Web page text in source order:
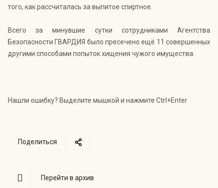
того, как рассчиталась за выпитое спиртное.
Всего за минувшие сутки сотрудниками Агентства
Безопасности ГВАРДИЯ было пресечено ещё 11 совершенных
другими способами попыток хищения чужого имущества.
Нашли ошибку? Выделите мышкой и нажмите Ctrl+Enter
Поделиться
Перейти в архив